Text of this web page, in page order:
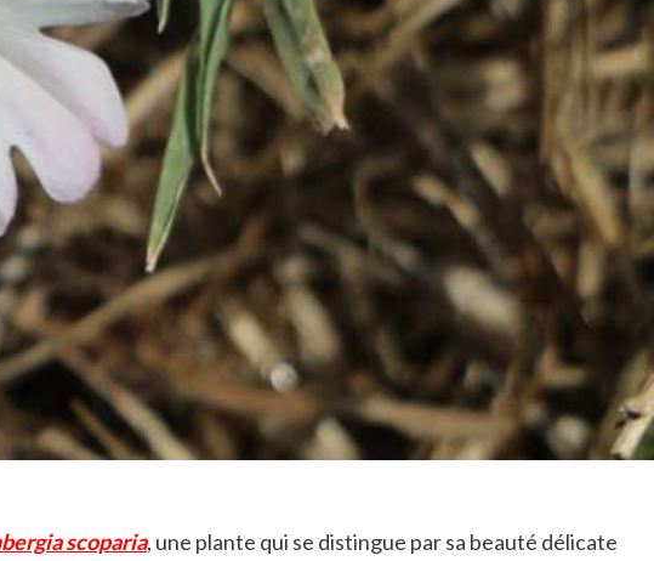
scoparia, une plante qui se distingue par sa beauté délicate